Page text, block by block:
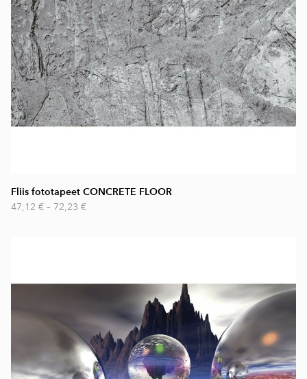
Fliis fototapeet CONCRETE FLOOR
47,12 € – 72,23 €